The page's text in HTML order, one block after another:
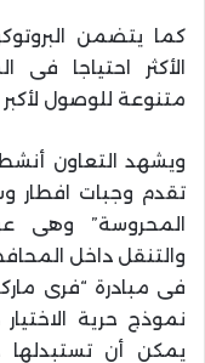
كما يتضمن
الأكثر احتياجا
متنوعة للوصول
ويشهد التعاون
تقدم وجبات افطار
المحروسة” وهى
والتنقل داخل
فى مبادرة “فرى
نموذج حرية
يمكن أن تستبدلها